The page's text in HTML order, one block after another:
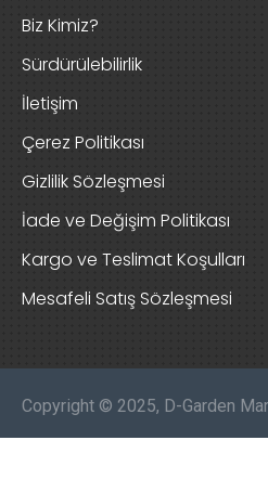
Biz Kimiz?
Sürdürülebilirlik
İletişim
Çerez Politikası
Gizlilik Sözleşmesi
İade ve Değişim Politikası
Kargo ve Teslimat Koşulları
Mesafeli Satış Sözleşmesi
Copyright © 2025, D-Garden